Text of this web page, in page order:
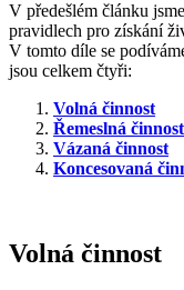
V předešlém článku
pravidlech pro získání
V tomto díle se
jsou celkem čtyři:
Volná činnost
Řemeslná činnost
Vázaná činnost
Koncesovaná
Volná činnost